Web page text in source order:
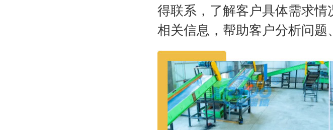
得联系，了解客户具体需求
相关信息，帮助客户分析问题